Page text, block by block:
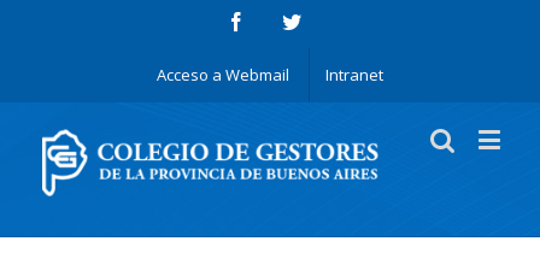
Acceso a Webmail Intranet